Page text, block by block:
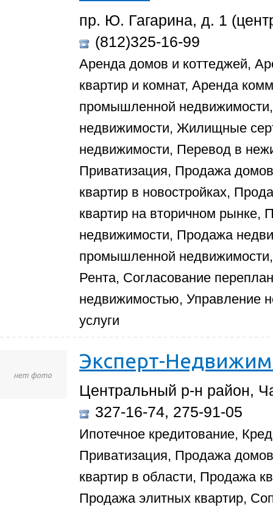
пр. Ю. Гагарина, д. 1
(812)325-16-99
Аренда домов и коттеджей,
квартир и комнат, Аренда
промышленной
недвижимости, Жилищные
недвижимости, Перевод в
Приватизация, Продажа
квартир в новостройках,
квартир на вторичном рынке,
недвижимости, Продажа
промышленной
Рента, Согласование
недвижимостью, Управление
услуги
Эксперт-
Центральный р-н район,
327-16-74, 275-91-05
Ипотечное кредитование,
Приватизация, Продажа
квартир в области, Продажа
Продажа элитных квартир,